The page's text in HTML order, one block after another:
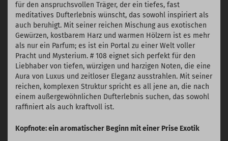
für den anspruchsvollen Träger, der ein tiefes, fast
meditatives Dufterlebnis wünscht, das sowohl inspiriert als
auch beruhigt. Mit seiner reichen Mischung aus exotischen
Gewürzen, kostbarem Harz und warmen Hölzern ist es mehr
als nur ein Parfum; es ist ein Portal zu einer Welt voller
Pracht und Mysterium. # 108 eignet sich perfekt für den
Liebhaber von tiefen, würzigen und harzigen Noten, die eine
Aura von Luxus und zeitloser Eleganz ausstrahlen. Mit seiner
reichen, komplexen Struktur spricht es all jene an, die nach
einem außergewöhnlichen Dufterlebnis suchen, das sowohl
raffiniert als auch kraftvoll ist.
Kopfnote: ein aromatischer Beginn mit einer Prise Exotik